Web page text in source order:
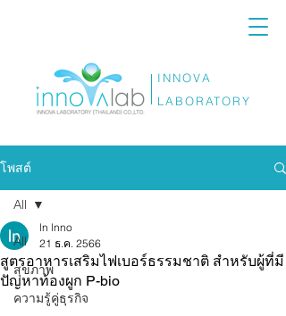
INNOVA
LABORATORY
โพสต์
All
สุขภาพ
ความรู้คู่ธุรกิจ
All
สูตรอาหารเสริมไฟเบอร์ธรรมชาติ สำหรับผู้ที่มี
ปัญหาท้องผูก P-bio
ln lnno
21 ธ.ค. 2566